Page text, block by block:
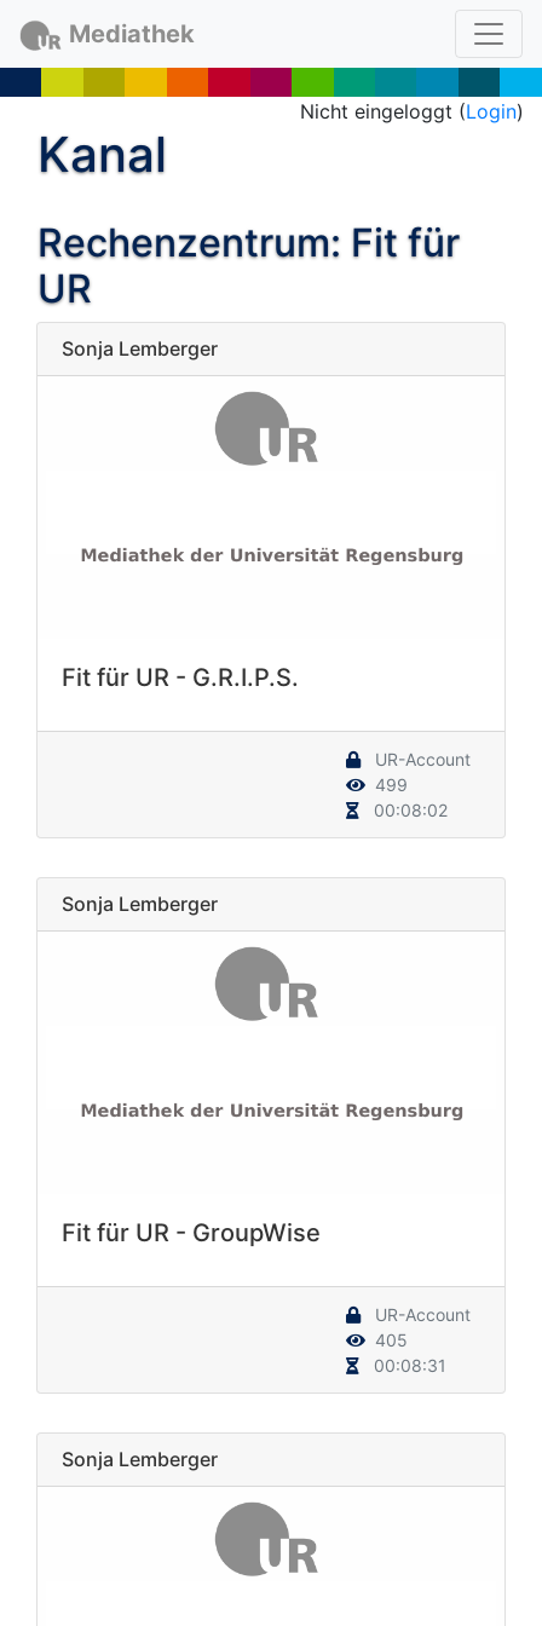
Mediathek
Nicht eingeloggt (Login)
Kanal
Rechenzentrum: Fit für
UR
Sonja Lemberger
Fit für UR - G.R.I.P.S.
UR-Account
499
00:08:02
Sonja Lemberger
Fit für UR - GroupWise
UR-Account
405
00:08:31
Sonja Lemberger